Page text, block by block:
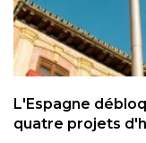
L'Espagne
quatre projets